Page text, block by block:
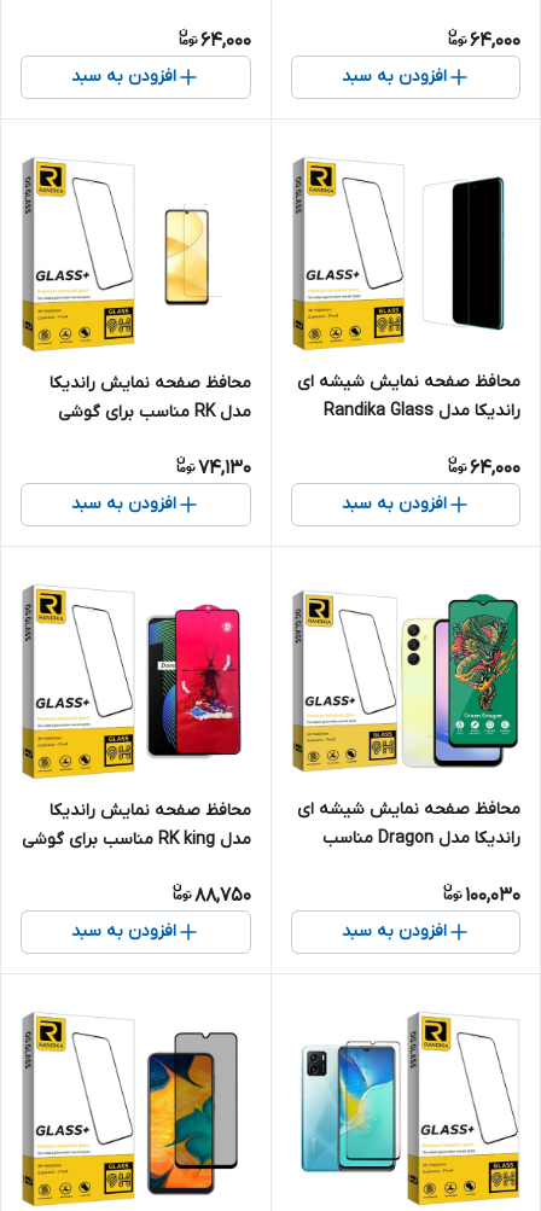
Max
64,000
افزودن به سبد
64,000
افزودن به سبد
محافظ صفحه نمایش شیشه ای
راندیکا مدل Randika Glass
شیائومی Poco X3 \ X3 Pro \
X3 GT \ X3 NFC \ X3 5G \ F3
5G \ F3 \ F3 Pro \ F3 NFC
64,000
افزودن به سبد
محافظ صفحه نمایش راندیکا
مدل RK مناسب برای گوشی
74,130
افزودن به سبد
محافظ صفحه نمایش شیشه ای
راندیکا مدل Dragon مناسب
Galaxy A25
100,030
افزودن به سبد
محافظ صفحه نمایش راندیکا
مدل RK king مناسب برای گوشی
88,750
افزودن به سبد